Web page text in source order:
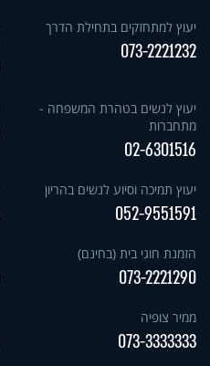
יעוץ למתחזקים בתחילת הדרך
073-2221232
יעוץ לנשים בטהרת המשפחה -
מתחברות
02-6301516
יעוץ תמיכה וסיוע לנשים בהריון
052-9551591
הזמנת חוגי בית (בחינם)
073-2221290
ממיר צופיה
073-3333333